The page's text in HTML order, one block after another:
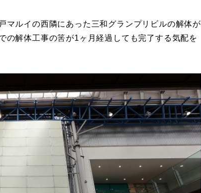
マルイの西隣にあった三和グランプリビルの解体が
の解体工事の筈が1ヶ月経過しても完了する気配を